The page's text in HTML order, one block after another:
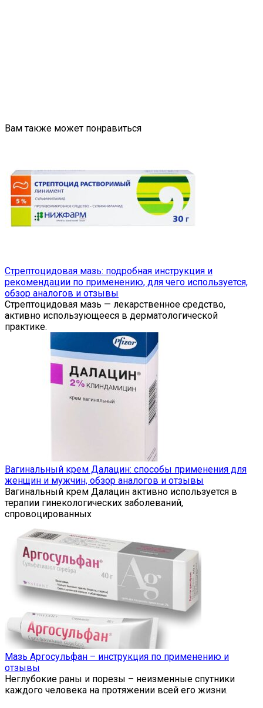
Вам также может понравиться
Стрептоцидовая мазь: подробная инструкция и
рекомендации по применению, для чего используется,
обзор аналогов и отзывы
Стрептоцидовая мазь — лекарственное средство,
активно использующееся в дерматологической
практике.
Вагинальный крем Далацин: способы применения для
женщин и мужчин, обзор аналогов и отзывы
Вагинальный крем Далацин активно используется в
терапии гинекологических заболеваний,
спровоцированных
Мазь Аргосульфан – инструкция по применению и
отзывы
Неглубокие раны и порезы – неизменные спутники
каждого человека на протяжении всей его жизни.